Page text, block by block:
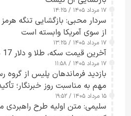
۱۷ مرداد ۱۴۰۵ / ۱۴:۲۵
سردار محبی: بازگشایی تنگه
از سوی آمریکا وابسته است
۱۷ مرداد ۱۴۰۵ / ۱۳:۲۵
آخرین قیمت سکه، طلا و دلار 17 مرداد1405
۱۷ مرداد ۱۴۰۵ / ۱۱:۵۸
بازدید فرماندهان پلیس از گروه
مهم به مناسبت روز خبرنگار؛
تقویت امنیت و اعتماد عمومی
۱۵ مرداد ۱۴۰۵ / ۱۹:۵۲
سلیمی: متن اولیه طرح راهبردی